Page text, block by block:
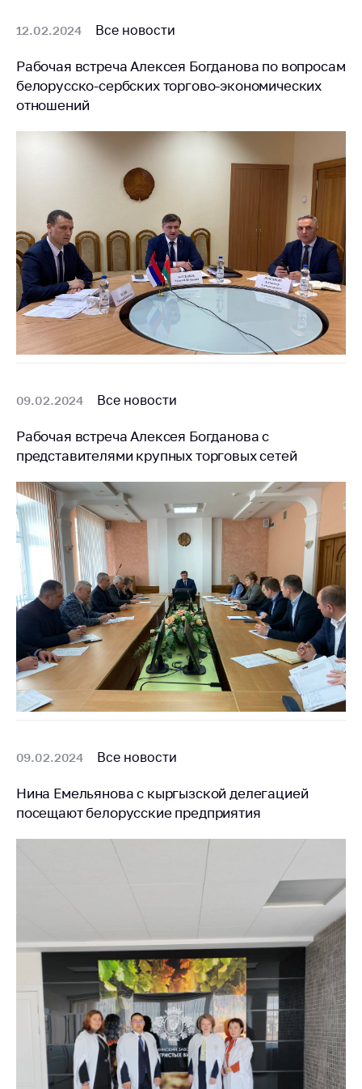
Общественное
проектов
Маркировка
товаров
Упрощение условий
ведения бизнеса
Рекомендации по
предотвращению
распространения
COVID-19 для
субъектов торговли,
общественного
питания, бытового
обслуживания
Обучение по
вопросам
конкурентной
12.02.2024 Все новости
Рабочая встреча Алексея Богданова по вопросам
белорусско-сербских торгово-экономических
отношений
09.02.2024 Все новости
Рабочая встреча Алексея Богданова с
представителями крупных торговых сетей
09.02.2024 Все новости
Нина Емельянова с кыргызской делегацией
посещают белорусские предприятия